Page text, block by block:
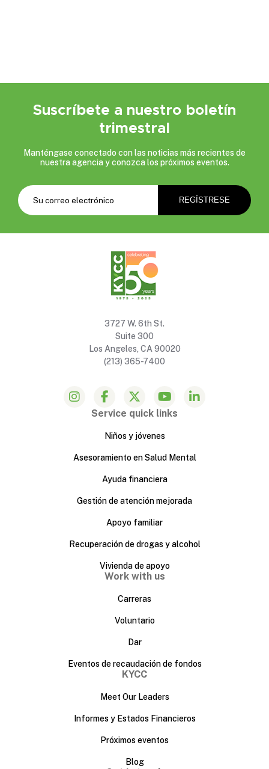
Suscríbete a nuestro boletín
trimestral
Manténgase conectado con las noticias más recientes de
nuestra agencia y conozca los próximos eventos.
3727 W. 6th St.
Suite 300
Los Angeles, CA 90020
(213) 365-7400
Service quick links
Niños y jóvenes
Asesoramiento en Salud Mental
Ayuda financiera
Gestión de atención mejorada
Apoyo familiar
Recuperación de drogas y alcohol
Vivienda de apoyo
Work with us
Carreras
Voluntario
Dar
Eventos de recaudación de fondos
KYCC
Meet Our Leaders
Informes y Estados Financieros
Próximos eventos
Blog